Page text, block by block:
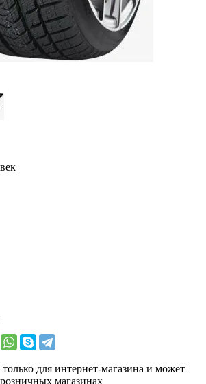
для интернет-магазина и может
магазинах